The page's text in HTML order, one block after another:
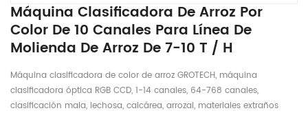
Máquina Clasificadora De Arroz Por
Color De 10 Canales Para Línea De
Molienda De Arroz De 7-10 T / H
Máquina clasificadora de color de arroz GROTECH, máquina
clasificadora óptica RGB CCD, 1-14 canales, 64-768 canales,
clasificación mala, lechosa, calcárea, arrozal, materiales extraños